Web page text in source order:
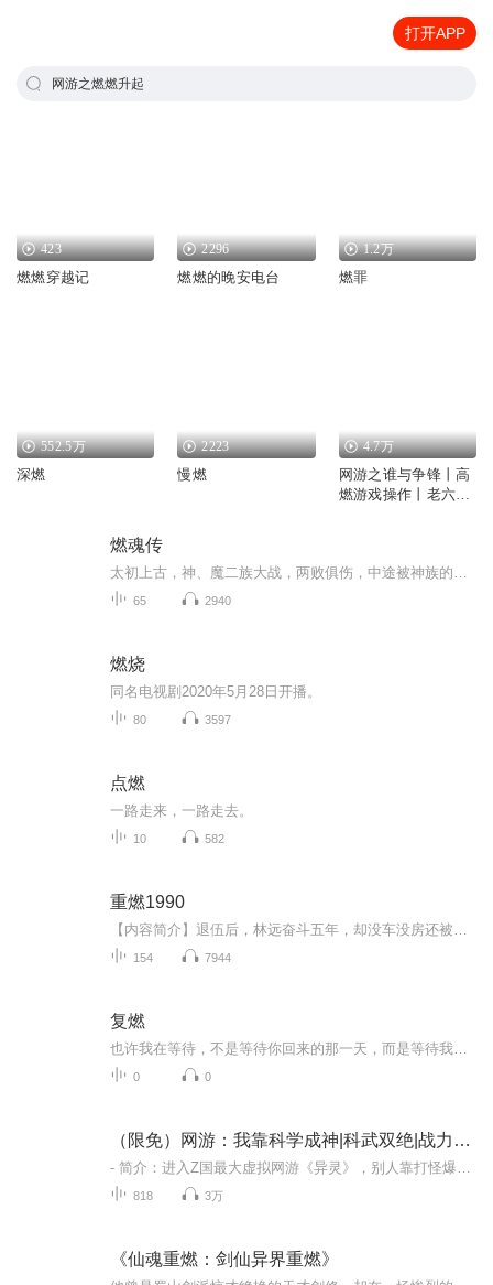
打开APP
网游之燃燃升起
423
燃燃穿越记
2296
燃燃的晚安电台
1.2万
燃罪
552.5万
深燃
2223
慢燃
4.7万
网游之谁与争锋丨高
燃游戏操作丨老六的
燃魂传
65 2940
燃烧
同名电视剧2020年5月28日开播。
80 3597
点燃
一路走来，一路走去。
10 582
重燃1990
154 7944
复燃
0 0
（限免）网游：我靠科学成神|科武双绝|战力爆表巨燃
818 3万
《仙魂重燃：剑仙异界重燃》